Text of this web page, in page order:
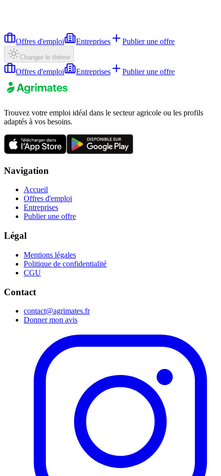
Offres d'emploi Entreprises Publier une offre
Changer le thème
Offres d'emploi Entreprises Publier une offre
Trouvez votre emploi idéal dans le secteur agricole ou les profils
adaptés à vos besoins.
Navigation
Accueil
Offres d'emploi
Entreprises
Publier une offre
Légal
Mentions légales
Politique de confidentialité
CGU
Contact
contact@agrimates.fr
Donner mon avis